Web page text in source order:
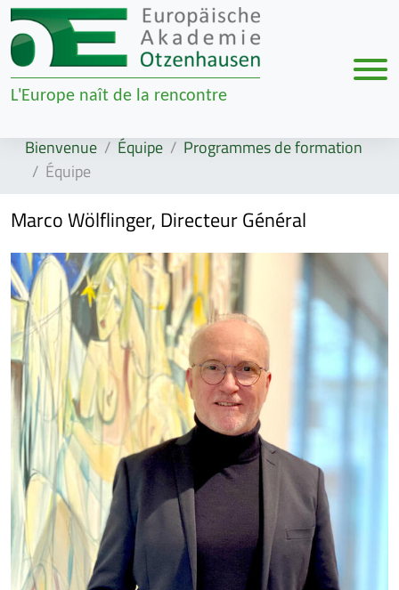
Zur Navigation springen
Zum Inhalt springen
L'Europe naît de la rencontre
Bienvenue Équipe
Programmes de formation
Équipe
Marco Wölflinger, Directeur Général